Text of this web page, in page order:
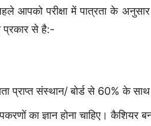
आपको परीक्षा में पात्रता के
प्रकार से है:-
प्राप्त संस्थान/ बोर्ड से 60% के
का ज्ञान होना चाहिए। कैशियर